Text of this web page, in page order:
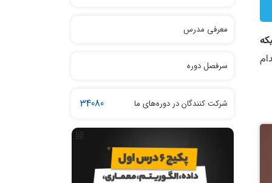
معرفی مدرس
سرفصل دوره
شرکت کنندگان در دوره‌های ما 34080